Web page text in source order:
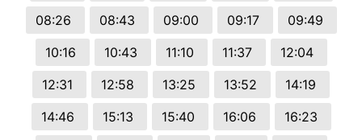
08:26 08:43 09:00 09:17
09:49
10:16
10:43 11:10 11:37
12:04
12:31
12:58 13:25 13:52
14:19
14:46
15:13 15:40 16:06
16:23